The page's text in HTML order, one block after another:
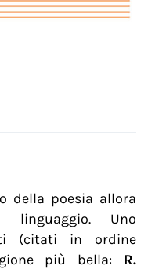
della poesia allora
Uno
(citati in ordine
più bella: R.